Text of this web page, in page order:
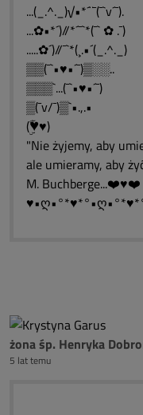
...(_.^._)√•*´¨¯(¯`v´¯).
...✿•*´)//*´¯`*(¯` ✿ .¯)
.....✿´)//¯`*(¸.•´(_.^._)
▒▒(¯`•♥•´¯)▒░░..
▒▒▒`...(¯`•♥•´¯)
▒(¯v/¯)▒`•.,.•
(♥ّۣۜ♥)
"Nie żyjemy, aby
ale umieramy, aby
M. Buchberge...❤️♥❤️
żona śp. Henryka
5 lat temu